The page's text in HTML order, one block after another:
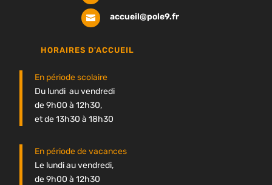
 accueil@pole9.fr
HORAIRES D'ACCUEIL
En période scolaire
Du lundi au vendredi
de 9h00 à 12h30,
et de 13h30 à 18h30
En période de vacances
Le lundi au vendredi,
de 9h00 à 12h30